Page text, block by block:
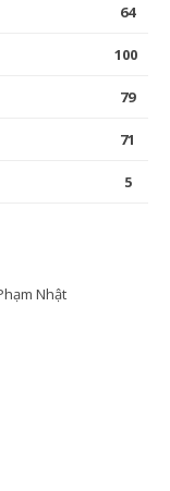
64
100
79
71
5
Nhật